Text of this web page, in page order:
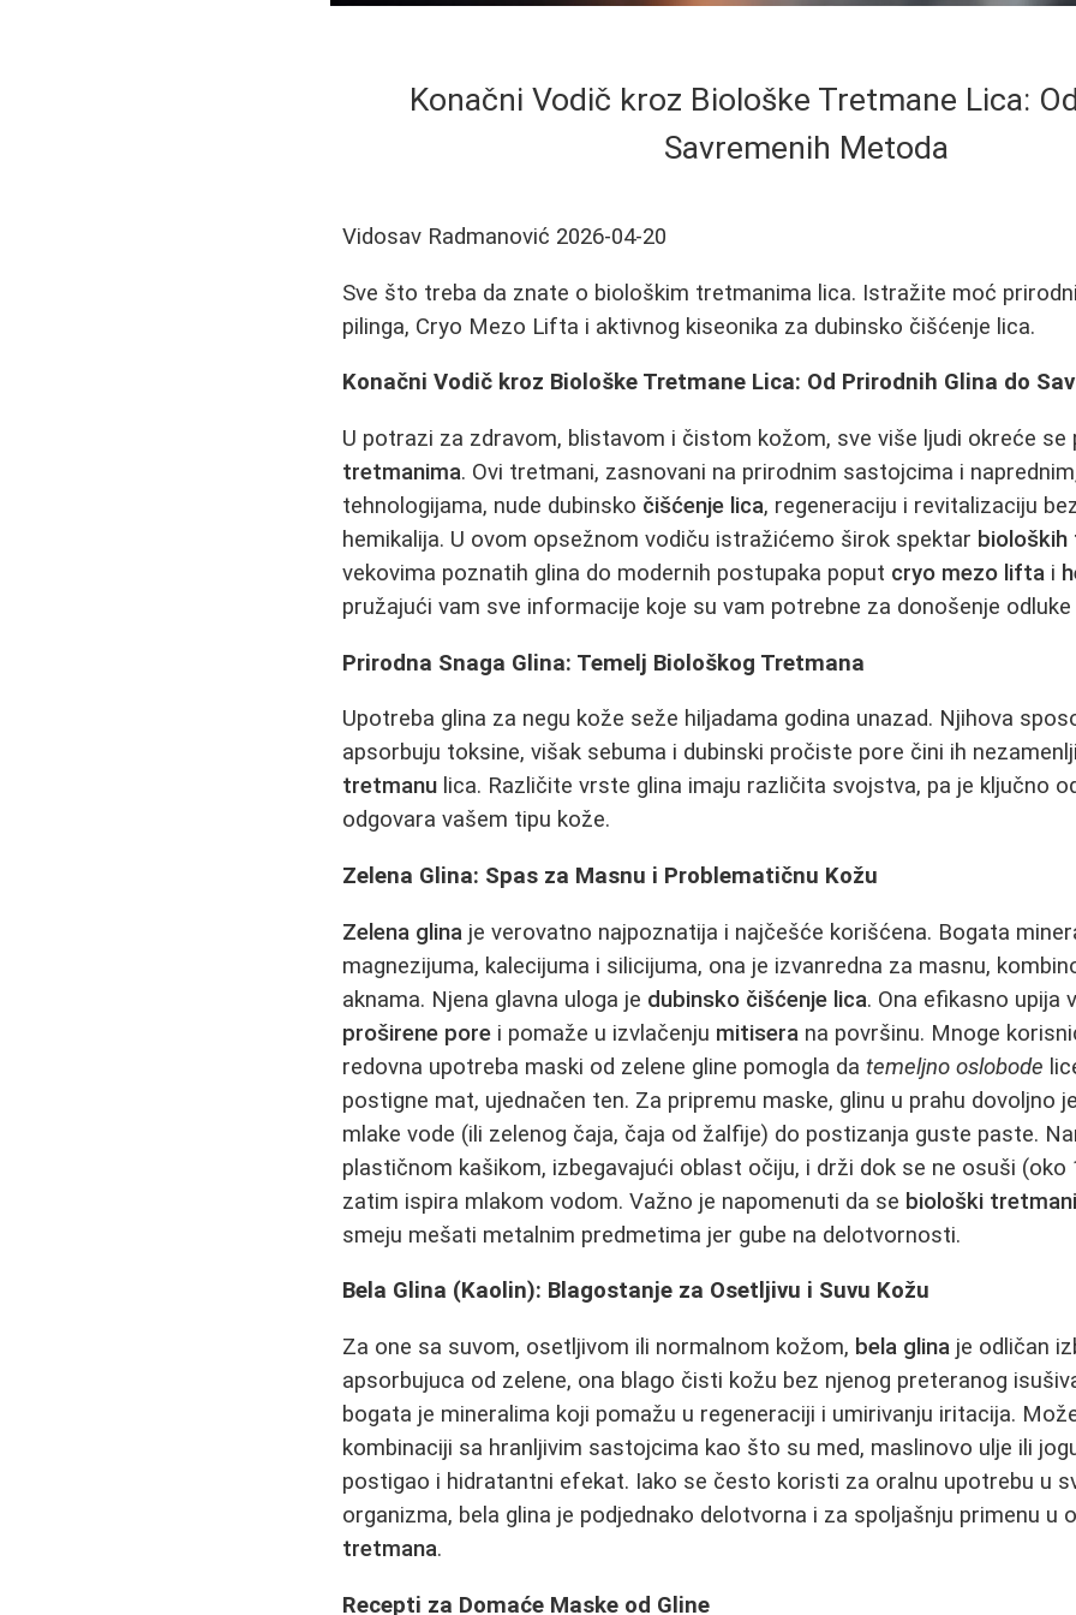
Konačni Vodič kroz Biološke Tretmane Lica:
Savremenih Metoda
Vidosav Radmanović 2026-04-20
Sve što treba da znate o biološkim tretmanima lica. Istražite moć
pilinga, Cryo Mezo Lifta i aktivnog kiseonika za dubinsko čišćenje lica.
Konačni Vodič kroz Biološke Tretmane Lica: Od Prirodnih Glina do
U potrazi za zdravom, blistavom i čistom kožom, sve više ljudi okreće
tretmanima. Ovi tretmani, zasnovani na prirodnim sastojcima i
tehnologijama, nude dubinsko čišćenje lica, regeneraciju i revitalizaciju
hemikalija. U ovom opsežnom vodiču istražićemo širok spektar
vekovima poznatih glina do modernih postupaka poput cryo mezo lifta i
pružajući vam sve informacije koje su vam potrebne za donošenje
Prirodna Snaga Glina: Temelj Biološkog Tretmana
Upotreba glina za negu kože seže hiljadama godina unazad. Njihova
apsorbuju toksine, višak sebuma i dubinski pročiste pore čini ih
tretmanu lica. Različite vrste glina imaju različita svojstva, pa je ključno
odgovara vašem tipu kože.
Zelena Glina: Spas za Masnu i Problematičnu Kožu
Zelena glina je verovatno najpoznatija i najčešće korišćena. Bogata
magnezijuma, kalecijuma i silicijuma, ona je izvanredna za masnu,
aknama. Njena glavna uloga je dubinsko čišćenje lica. Ona efikasno upija
proširene pore i pomaže u izvlačenju mitisera na površinu. Mnoge
redovna upotreba maski od zelene gline pomogla datemeljno oslobode
postigne mat, ujednačen ten. Za pripremu maske, glinu u prahu dovoljno
mlake vode (ili zelenog čaja, čaja od žalfije) do postizanja guste paste.
plastičnom kašikom, izbegavajući oblast očiju, i drži dok se ne osuši (oko
zatim ispira mlakom vodom. Važno je napomenuti da se biološki
smeju mešati metalnim predmetima jer gube na delotvornosti.
Bela Glina (Kaolin): Blagostanje za Osetljivu i Suvu Kožu
Za one sa suvom, osetljivom ili normalnom kožom, bela glina je odličan
apsorbujuca od zelene, ona blago čisti kožu bez njenog preteranog
bogata je mineralima koji pomažu u regeneraciji i umirivanju iritacija.
kombinaciji sa hranljivim sastojcima kao što su med, maslinovo ulje ili
postigao i hidratantni efekat. Iako se često koristi za oralnu upotrebu u
organizma, bela glina je podjednako delotvorna i za spoljašnju primenu u
tretmana.
Recepti za Domaće Maske od Gline